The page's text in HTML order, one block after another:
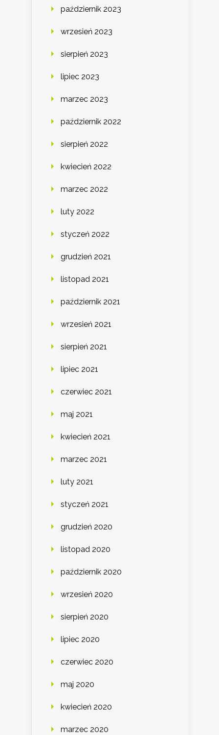
październik 2023
wrzesień 2023
sierpień 2023
lipiec 2023
marzec 2023
październik 2022
sierpień 2022
kwiecień 2022
marzec 2022
luty 2022
styczeń 2022
grudzień 2021
listopad 2021
październik 2021
wrzesień 2021
sierpień 2021
lipiec 2021
czerwiec 2021
maj 2021
kwiecień 2021
marzec 2021
luty 2021
styczeń 2021
grudzień 2020
listopad 2020
październik 2020
wrzesień 2020
sierpień 2020
lipiec 2020
czerwiec 2020
maj 2020
kwiecień 2020
marzec 2020